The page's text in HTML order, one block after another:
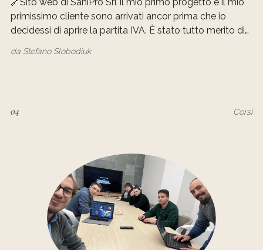
primissimo cliente sono arrivati ancor prima che io
decidessi di aprire la partita IVA. È stato tutto merito di
da Stefano Slobodiuk
04 Corsi